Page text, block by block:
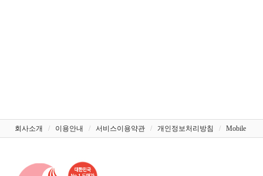
회사소개 / 이용안내 / 서비스이용약관 / 개인정보처리방침 / Mobile